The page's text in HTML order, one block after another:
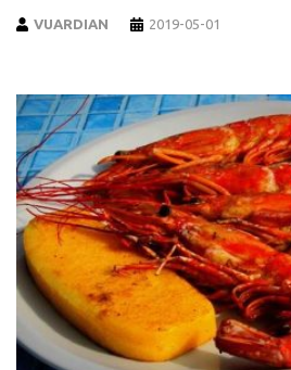
VUARDIAN 2019-05-01